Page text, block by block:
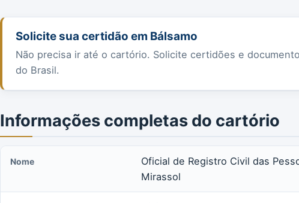
Solicite sua certidão em Bálsamo
Não precisa ir até o cartório. Solicite certidões e
do Brasil.
Informações completas do cartório
Nome
Oficial de Registro Civil das
Mirassol